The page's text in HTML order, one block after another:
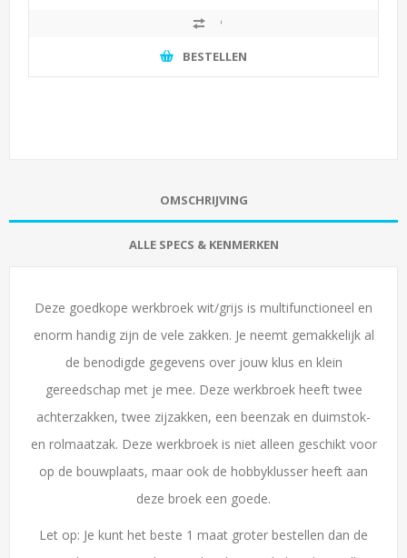
BESTELLEN
OMSCHRIJVING
ALLE SPECS & KENMERKEN
Deze goedkope werkbroek wit/grijs is multifunctioneel en
enorm handig zijn de vele zakken. Je neemt gemakkelijk al
de benodigde gegevens over jouw klus en klein
gereedschap met je mee. Deze werkbroek heeft twee
achterzakken, twee zijzakken, een beenzak en duimstok-
en rolmaatzak. Deze werkbroek is niet alleen geschikt voor
op de bouwplaats, maar ook de hobbyklusser heeft aan
deze broek een goede.
Let op: Je kunt het beste 1 maat groter bestellen dan de